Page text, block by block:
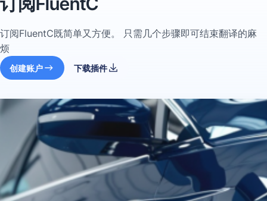
订阅FluentC既简单又方便。 只需几个步骤即可结束翻译的麻
烦
创建账户 下载插件